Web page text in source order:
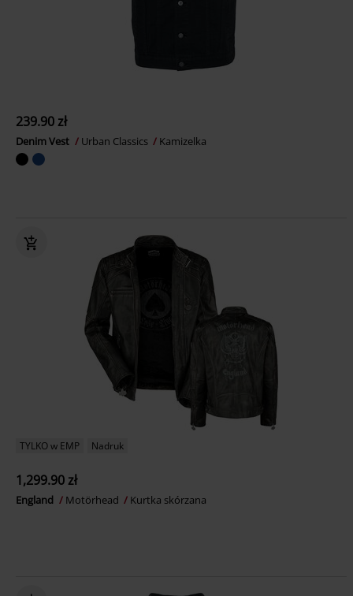
239.90 zł
Denim Vest Urban Classics Kamizelka
TYLKO w EMP Nadruk
1,299.90 zł
England Motörhead Kurtka skórzana